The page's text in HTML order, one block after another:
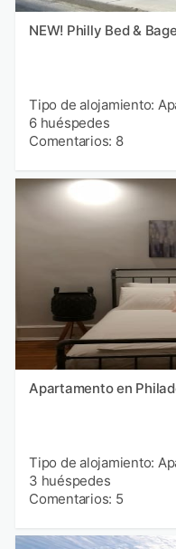
NEW! Philly Bed &
Tipo de alojamiento:
6 huéspedes
Comentarios: 8
Apartamento en
Tipo de alojamiento:
3 huéspedes
Comentarios: 5